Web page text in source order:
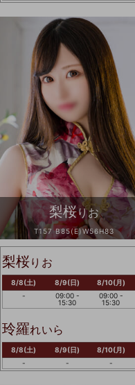
梨桜りお
T157 B85(E)W56H83
梨桜りお
8/8(土)
-
8/9(日)
09:00 -
15:30
8/10(月)
09:00 -
15:30
玲羅れいら
8/8(土)
-
8/9(日)
-
8/10(月)
-